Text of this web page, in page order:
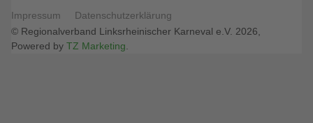
Impressum
Datenschutzerklärung
© Regionalverband Linksrheinischer Karneval e.V. 2026,
Powered byTZ Marketing